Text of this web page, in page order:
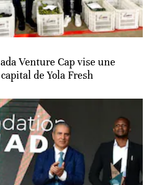
Venture Cap vise une
de Yola Fresh